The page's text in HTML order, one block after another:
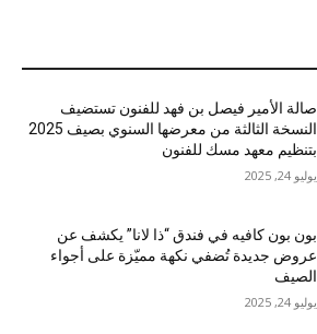
صالة الأمير فيصل بن فهد للفنون تستضيف
النسخة الثالثة من معرضها السنوي بصيف 2025
بتنظيم معهد مسك للفنون
يوليو 24, 2025
بون بون كافيه في فندق “ذا لانا” يكشف عن
عروض جديدة تُضفي نكهة مميّزة على أجواء
الصيف
يوليو 24, 2025